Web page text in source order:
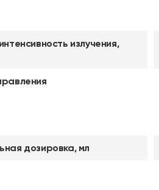
излучения,
дозировка, мл